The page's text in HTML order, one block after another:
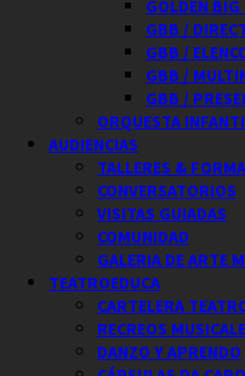
GOLDEN BIG
GBB /
GBB /
GBB /
GBB /
ORQUESTA
AUDIENCIAS
TALLERES &
CONVERSATORIOS
VISITAS GUIADAS
COMUNIDAD
GALERIA DE ARTE
TEATROEDUCA
CARTELERA
RECREOS
DANZO Y APRENDO